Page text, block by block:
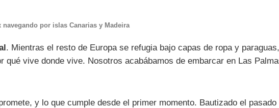
por islas Canarias y Madeira
. Mientras el resto de Europa se refugia bajo capas de ropa y
qué vive donde vive. Nosotros acabábamos de embarcar en Las
y lo que cumple desde el primer momento. Bautizado el